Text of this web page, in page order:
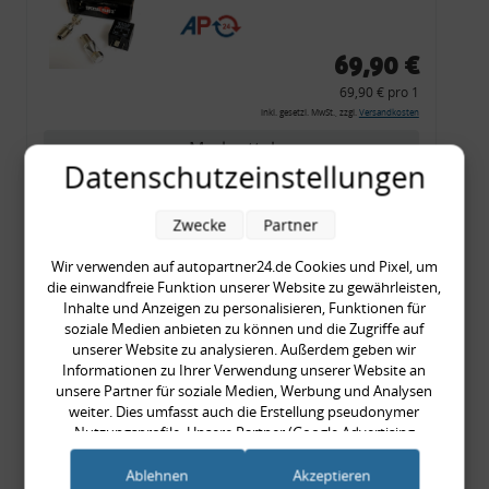
CF 14
69,90 €
69,90 € pro 1
inkl. gesetzl. MwSt., zzgl. Versandkosten
Merkzettel
Zum Artikel
Rückleuchtenband mit
Blinker, rot, US-Ecken,
Audi 80 Cabrio, Typ 89,
OE-Nr.: 8G0945225 +
8G0945225C
999,99 €
999,99 € pro 1
Datenschutzeinstellungen
Wir verwenden auf autopartner24.de Cookies und Pixel, um
die einwandfreie Funktion unserer Website zu gewährleisten,
Inhalte und Anzeigen zu personalisieren, Funktionen für
soziale Medien anbieten zu können und die Zugriffe auf
unserer Website zu analysieren. Außerdem geben wir
Informationen zu Ihrer Verwendung unserer Website an
unsere Partner für soziale Medien, Werbung und Analysen
weiter. Dies umfasst auch die Erstellung pseudonymer
Nutzungsprofile. Unsere Partner (Google Advertising
Products) führen diese Informationen möglicherweise mit
weiteren Daten zusammen, die Sie ihnen bereitgestellt haben
Zwecke Partner
Ablehnen Akzeptieren